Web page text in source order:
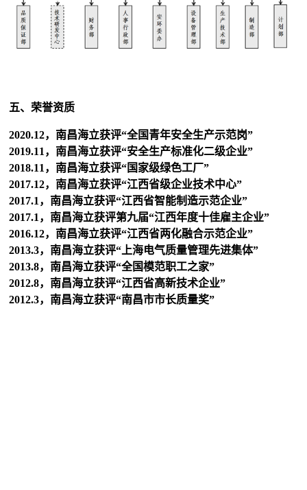
五、荣誉资质
2020.12，南昌海立获评“全国青年安全生产示范岗”
2019.11，南昌海立获评“安全生产标准化二级企业”
2018.11，南昌海立获评“国家级绿色工厂”
2017.12，南昌海立获评“江西省级企业技术中心”
2017.1，南昌海立获评“江西省智能制造示范企业”
2017.1，南昌海立获评第九届“江西年度十佳雇主企业”
2016.12，南昌海立获评“江西省两化融合示范企业”
2013.3，南昌海立获评“上海电气质量管理先进集体”
2013.8，南昌海立获评“全国模范职工之家”
2012.8，南昌海立获评“江西省高新技术企业”
2012.3，南昌海立获评“南昌市市长质量奖”